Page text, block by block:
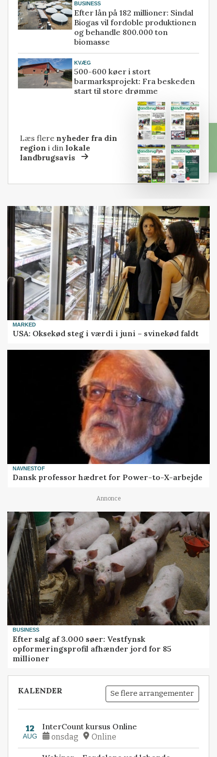
BUSINESS
Efter lån på 182 millioner: Sindal
Biogas vil fordoble produktionen
og behandle 800.000 ton
biomasse
KVÆG
500-600 køer i stort
barmarksprojekt: Fra beskeden
start til store drømme
Læs flere nyheder fra din
region i dinlokale
landbrugsavis
MARKED
USA: Oksekød steg i værdi i juni – svinekød faldt
NAVNESTOF
Dansk professor hædret for Power-to-X-arbejde
Annonce
BUSINESS
Efter salg af 3.000 søer: Vestfynsk
opformeringsprofil afhænder jord for 85
millioner
KALENDER Se flere arrangementer
12
AUG
InterCount kursus Online
onsdag Online